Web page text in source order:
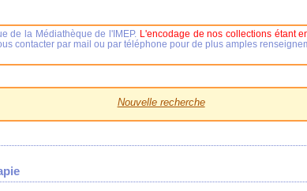
Nouvelle recherche
de la Médiathèque de l'IMEP. L'encodage de nos collections étant
contacter par mail ou par téléphone pour de plus amples